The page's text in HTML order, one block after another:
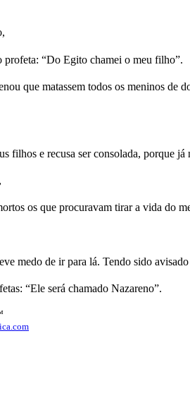
profeta: “Do Egito chamei o meu filho”.
que matassem todos os meninos de
filhos e recusa ser consolada, porque já
os que procuravam tirar a vida do
medo de ir para lá. Tendo sido
“Ele será chamado Nazareno”.